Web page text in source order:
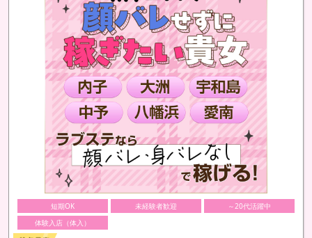
短期OK 未経験者歓迎
～20代活躍中
体験入店（体入）